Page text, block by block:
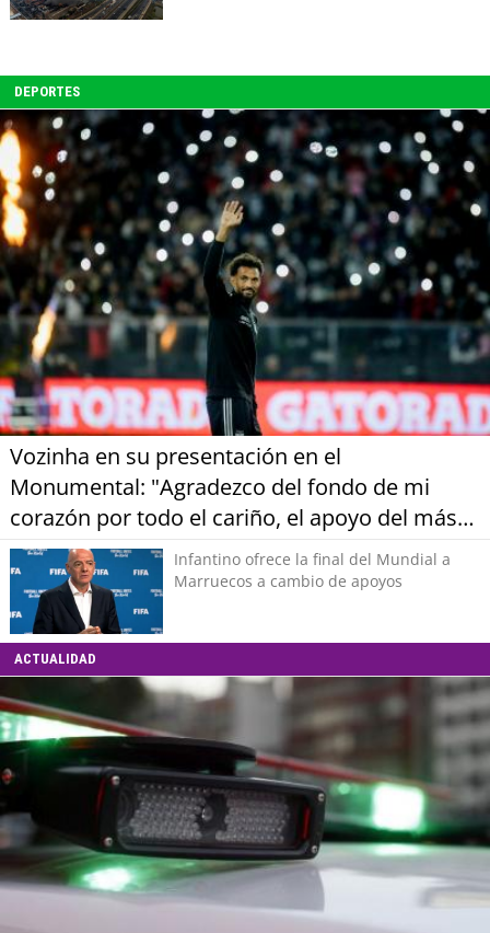
DEPORTES
Vozinha en su presentación en el
Monumental: "Agradezco del fondo de mi
corazón por todo el cariño, el apoyo del más
grande de Chile"Infantino ofrece la final del Mundial a
Marruecos a cambio de apoyos
ACTUALIDAD